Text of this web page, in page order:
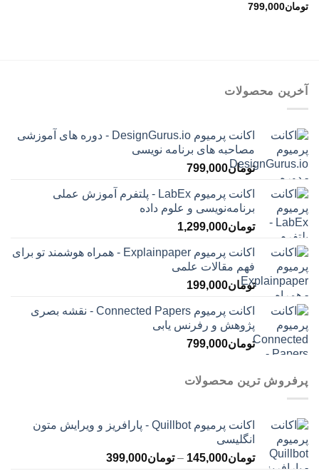
تومان799,000
آخرین محصولات
اکانت پرمیوم DesignGurus.io - دوره ‌های آموزشی
مصاحبه ‌های برنامه نویسی
تومان799,000
اکانت پرمیوم LabEx - پلتفرم آموزش عملی
برنامه‌نویسی و علوم داده
تومان1,299,000
اکانت پرمیوم Explainpaper - همراه هوشمند تو برای
فهم مقالات علمی
تومان199,000
اکانت پرمیوم Connected Papers - نقشه بصری
پژوهش و رفرنس یابی
تومان799,000
پرفروش ترین محصولات
اکانت پرمیوم Quillbot - پارافریز و ویرایش متون
انگلیسی
تومان145,000
– تومان399,000محدوده